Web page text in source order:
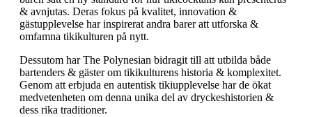
& avnjutas. Deras fokus på kvalitet, innovation &
gästupplevelse har inspirerat andra barer att utforska &
omfamna tikikulturen på nytt.
Dessutom har The Polynesian bidragit till att utbilda både
bartenders & gäster om tikikulturens historia & komplexitet.
Genom att erbjuda en autentisk tikiupplevelse har de ökat
medvetenheten om denna unika del av dryckeshistorien &
dess rika traditioner.